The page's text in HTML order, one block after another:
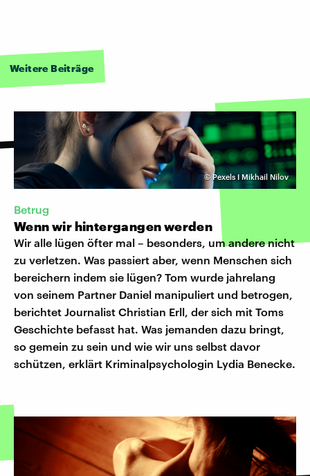
Weitere Beiträge
© Pexels I Mikhail Nilov
Betrug
Wenn wir hintergangen werden
Wir alle lügen öfter mal – besonders, um andere nicht
zu verletzen. Was passiert aber, wenn Menschen sich
bereichern indem sie lügen? Tom wurde jahrelang
von seinem Partner Daniel manipuliert und betrogen,
berichtet Journalist Christian Erll, der sich mit Toms
Geschichte befasst hat. Was jemanden dazu bringt,
so gemein zu sein und wie wir uns selbst davor
schützen, erklärt Kriminalpsychologin Lydia Benecke.